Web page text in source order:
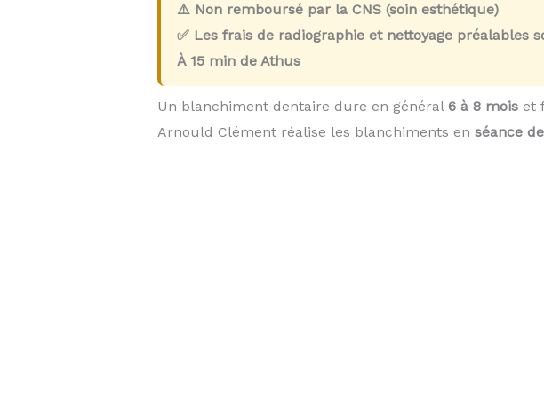
⚠️ Non remboursé par la CNS (soin esthétique)
✅ Les frais de radiographie et nettoyage préalables
À 15 minde Athus
Un blanchiment dentaire dure en général 6 à 8 moiset
Arnould Clément réalise les blanchiments en séance